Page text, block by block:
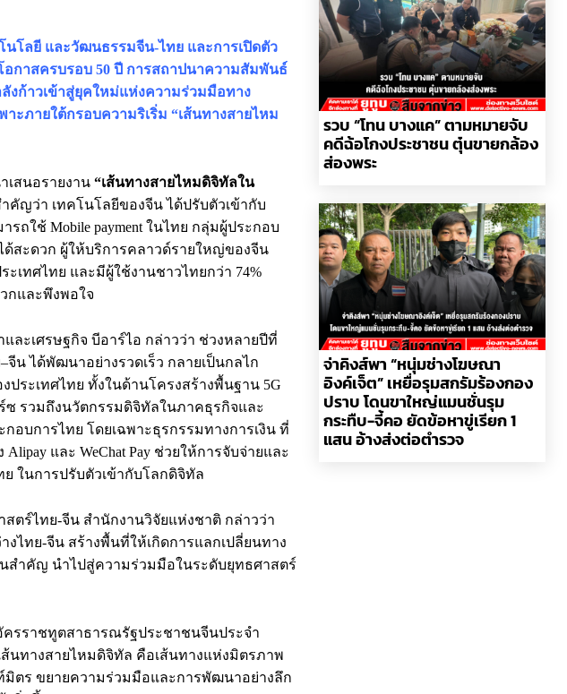
โลยี และวัฒนธรรมจีน-ไทย และการเปิดตัว
อกาสครบรอบ 50 ปี การสถาปนาความสัมพันธ์
งก้าวเข้าสู่ยุคใหม่แห่งความร่วมมือทาง
ะภายใต้กรอบความริเริ่ม “เส้นทางสายไหม
เสนอรายงาน“เส้นทางสายไหมดิจิทัลใน
คัญว่า เทคโนโลยีของจีน ได้ปรับตัวเข้ากับ
ถใช้ Mobile payment ในไทย กลุ่มผู้ประกอบ
ด้สะดวก ผู้ให้บริการคลาวด์รายใหญ่ของจีน
ะเทศไทย และมีผู้ใช้งานชาวไทยกว่า 74%
กและพึงพอใจ
ะเศรษฐกิจ บีอาร์ไอ กล่าวว่า ช่วงหลายปีที่
น ได้พัฒนาอย่างรวดเร็ว กลายเป็นกลไก
ระเทศไทย ทั้งในด้านโครงสร้างพื้นฐาน 5G
ซ รวมถึงนวัตกรรมดิจิทัลในภาคธุรกิจและ
อบการไทย โดยเฉพาะธุรกรรมทางการเงิน ที่
และ WeChat Pay ช่วยให้การจับจ่ายและ
ในการปรับตัวเข้ากับโลกดิจิทัล
ตร์ไทย-จีน สำนักงานวิจัยแห่งชาติ กล่าวว่า
ไทย-จีน สร้างพื้นที่ให้เกิดการแลกเปลี่ยนทาง
สำคัญ นำไปสู่ความร่วมมือในระดับยุทธศาสตร์
รราชทูตสาธารณรัฐประชาชนจีนประจำ
นทางสายไหมดิจิทัล คือเส้นทางแห่งมิตรภาพ
ตร ขยายความร่วมมือและการพัฒนาอย่างลึก
รวบ “โทน บางแค” ตามหมายจับ
คดีฉ้อโกงประชาชน ตุ๋นขายกล้อง
ส่องพระ
จ่าคิงส์พา “หนุ่มช่างโฆษณา
อิงค์เจ็ต” เหยื่อรุมสกรัมร้องกอง
ปราบ โดนขาใหญ่แมนชั่นรุม
กระทืบ-จี้คอ ยัดข้อหาขู่เรียก 1
แสน อ้างส่งต่อตำรวจ